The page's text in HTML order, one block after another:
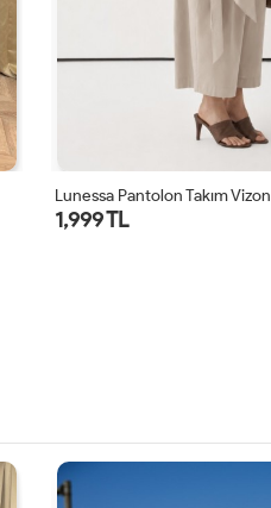
Lunessa Pantolon Takım Vizon
1,999 TL